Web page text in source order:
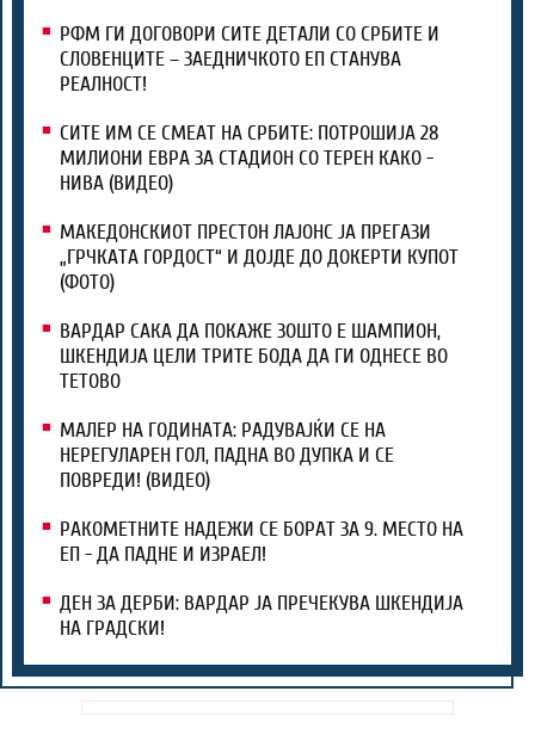
РФМ ГИ ДОГОВОРИ СИТЕ ДЕТАЛИ СО СРБИТЕ И
СЛОВЕНЦИТЕ – ЗАЕДНИЧКОТО ЕП СТАНУВА
РЕАЛНОСТ!
СИТЕ ИМ СЕ СМЕАТ НА СРБИТЕ: ПОТРОШИЈА 28
МИЛИОНИ ЕВРА ЗА СТАДИОН СО ТЕРЕН КАКО -
НИВА (ВИДЕО)
МАКЕДОНСКИОТ ПРЕСТОН ЛАЈОНС ЈА ПРЕГАЗИ
„ГРЧКАТА ГОРДОСТ“ И ДОЈДЕ ДО ДОКЕРТИ КУПОТ
(ФОТО)
ВАРДАР САКА ДА ПОКАЖЕ ЗОШТО Е ШАМПИОН,
ШКЕНДИЈА ЦЕЛИ ТРИТЕ БОДА ДА ГИ ОДНЕСЕ ВО
ТЕТОВО
МАЛЕР НА ГОДИНАТА: РАДУВАЈЌИ СЕ НА
НЕРЕГУЛАРЕН ГОЛ, ПАДНА ВО ДУПКА И СЕ
ПОВРЕДИ! (ВИДЕО)
РАКОМЕТНИТЕ НАДЕЖИ СЕ БОРАТ ЗА 9. МЕСТО НА
ЕП - ДА ПАДНЕ И ИЗРАЕЛ!
ДЕН ЗА ДЕРБИ: ВАРДАР ЈА ПРЕЧЕКУВА ШКЕНДИЈА
НА ГРАДСКИ!